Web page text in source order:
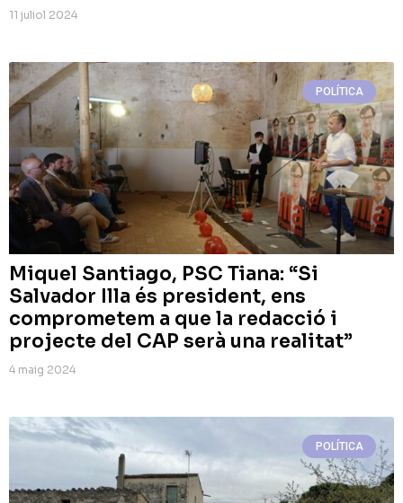
11 juliol 2024
POLÍTICA
Miquel Santiago, PSC Tiana: “Si
Salvador Illa és president, ens
comprometem a que la redacció i
projecte del CAP serà una realitat”
4 maig 2024
POLÍTICA